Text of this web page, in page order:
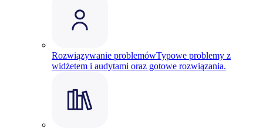
Rozwiązywanie problemówTypowe problemy z
widżetem i audytami oraz gotowe rozwiązania.